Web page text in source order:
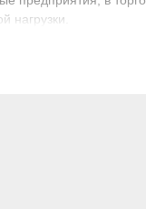
нагрузки.
условного